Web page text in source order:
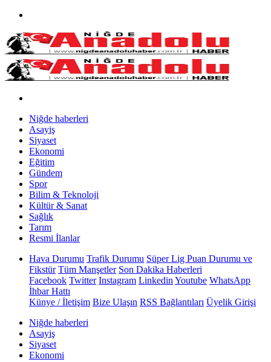
Niğde haberleri
Asayiş
Siyaset
Ekonomi
Eğitim
Gündem
Spor
Bilim & Teknoloji
Kültür & Sanat
Sağlık
Tarım
Resmi İlanlar
Hava Durumu Trafik Durumu Süper Lig Puan Durumu ve
Fikstür Tüm Manşetler Son Dakika Haberleri
Facebook Twitter Instagram Linkedin Youtube WhatsApp
İhbar Hattı
Künye / İletişim Bize Ulaşın RSS Bağlantıları Üyelik Girişi
Niğde haberleri
Asayiş
Siyaset
Ekonomi